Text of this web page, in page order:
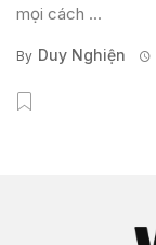
mọi cách ...
By Duy Nghiện